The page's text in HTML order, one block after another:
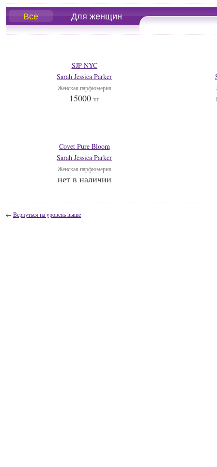
Все Для женщин
SJP NYC
Sarah Jessica Parker
Женская парфюмерия
15000 тг
Covet Pure Bloom
Sarah Jessica Parker
Женская парфюмерия
нет в наличии
← Вернуться на уровень выше